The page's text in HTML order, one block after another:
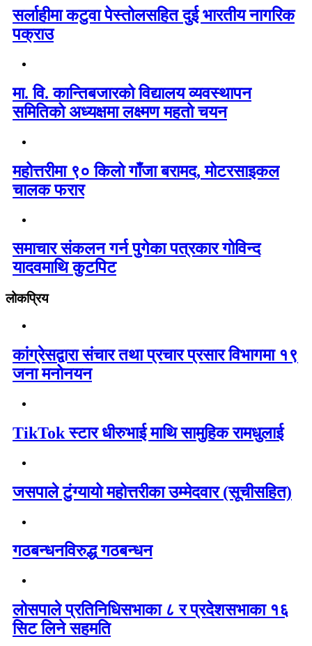
सर्लाहीमा कटुवा पेस्तोलसहित दुई भारतीय नागरिक
पक्राउ
मा. वि. कान्तिबजारको विद्यालय व्यवस्थापन
समितिको अध्यक्षमा लक्ष्मण महतो चयन
महोत्तरीमा ९० किलो गाँजा बरामद, मोटरसाइकल
चालक फरार
समाचार संकलन गर्न पुगेका पत्रकार गोविन्द
यादवमाथि कुटपिट
लोकप्रिय
कांग्रेसद्वारा संचार तथा प्रचार प्रसार विभागमा १९
जना मनोनयन
TikTok स्टार धीरुभाई माथि सामुहिक रामधुलाई
जसपाले टुंग्यायो महोत्तरीका उम्मेदवार (सूचीसहित)
गठबन्धनविरुद्ध गठबन्धन
लोसपाले प्रतिनिधिसभाका ८ र प्रदेशसभाका १६
सिट लिने सहमति